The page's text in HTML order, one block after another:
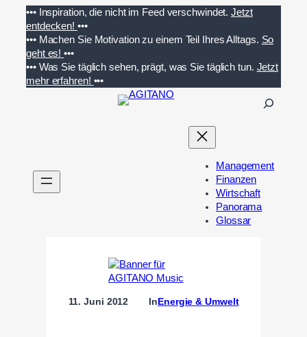
Inhalt
springen
••• Inspiration, die nicht im Feed verschwindet. Jetzt
entdecken! •••
••• Machen Sie Motivation zu einem Teil Ihres Alltags. So
geht es!•••
••• Was Sie täglich sehen, prägt, was Sie täglich tun. Jetzt
mehr erfahren! •••
n
Management
Finanzen
Wirtschaft
Panorama
Glossar
11. Juni 2012 InEnergie & Umwelt